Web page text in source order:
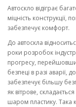
Автоскло відіграє
міцність конструкції,
забезпечує комфорт.
До автоскла
роки розробок
прогресу, перейшовши
безпеці в разі аварії,
забезпечує більшу
як вітрове,
шаром пластику. Така